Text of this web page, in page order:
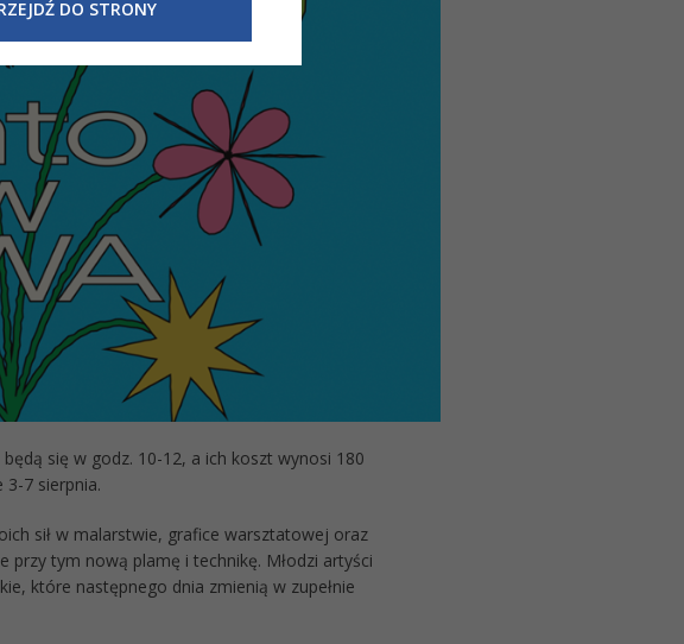
się w godz. 10-12, a ich koszt wynosi 180
3-7 sierpnia.
sił w malarstwie, grafice warsztatowej oraz
przy tym nową plamę i technikę. Młodzi artyści
które następnego dnia zmienią w zupełnie
działań.
DO STRONY